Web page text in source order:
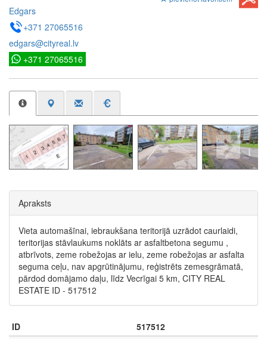
Edgars
+371 27065516
edgars@cityreal.lv
+371 27065516
Apraksts
Vieta automašīnai, iebraukšana teritorijā uzrādot caurlaidi,
teritorijas stāvlaukums noklāts ar asfaltbetona segumu ,
atbrīvots, zeme robežojas ar ielu, zeme robežojas ar asfalta
seguma ceļu, nav apgrūtinājumu, reģistrēts zemesgrāmatā,
pārdod domājamo daļu, līdz Vecrīgai 5 km, CITY REAL
ESTATE ID - 517512
ID
517512